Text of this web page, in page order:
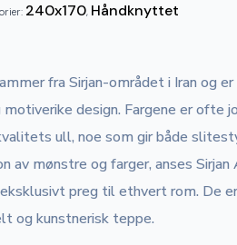
240x170, Håndknyttet
fra Sirjan-området i Iran og
design. Fargene er ofte
ull, noe som gir både
av mønstre og farger, anses
preg til ethvert rom. De
og kunstnerisk teppe.